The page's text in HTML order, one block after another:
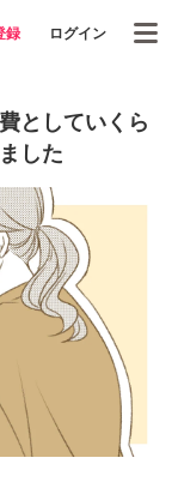
録 ログイン
としていくら
した